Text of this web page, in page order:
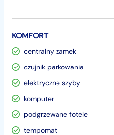
KOMFORT
centralny zamek
czujnik parkowania
elektryczne szyby
komputer
podgrzewane fotele
tempomat